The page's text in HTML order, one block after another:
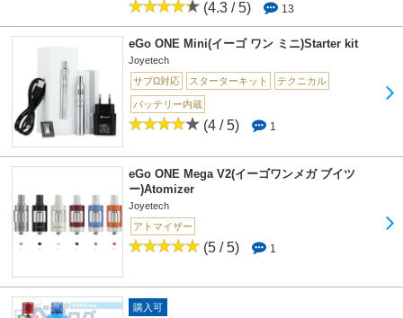
(4.3 / 5) 13
eGo ONE Mini(イーゴ ワン ミニ)Starter kit
Joyetech
サブΩ対応
スターターキット テクニカル
バッテリー内蔵
(4 / 5) 1
eGo ONE Mega V2(イーゴワンメガ ブイツ
ー)Atomizer
Joyetech
アトマイザー
(5 / 5) 1
購入可